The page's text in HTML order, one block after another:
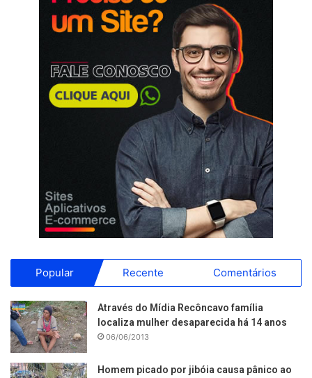
Popular Recente Comentários
Através do Mídia Recôncavo família
localiza mulher desaparecida há 14 anos
06/06/2013
Homem picado por jibóia causa pânico ao